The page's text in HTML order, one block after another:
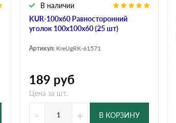
KUR-100х60 Равносторонний
уголок 100х100х60 (25 шт)
В наличии
Артикул: KreUgRK-61571
189 руб
Цена за шт.
- + В КОРЗИНУ